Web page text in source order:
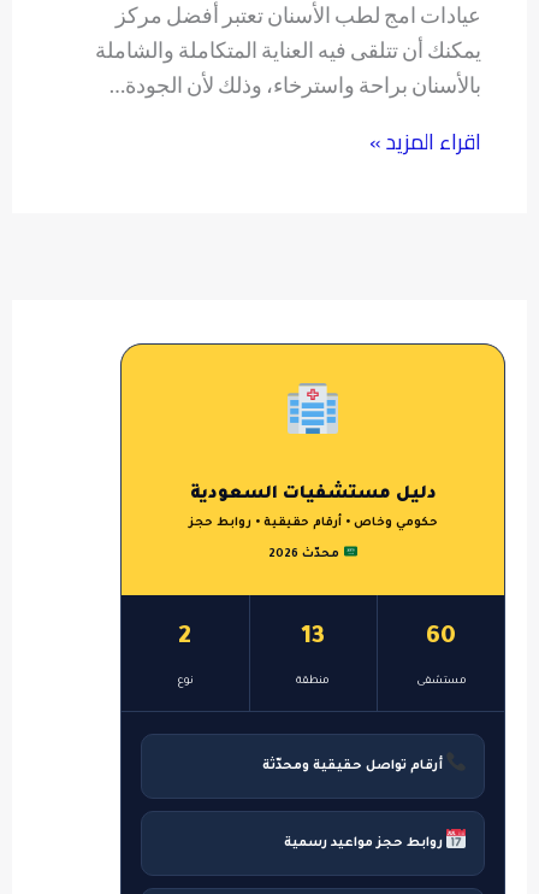
عيادات امج لطب الأسنان تعتبر أفضل مركز
يمكنك أن تتلقى فيه العناية المتكاملة والشاملة
بالأسنان براحة واسترخاء، وذلك لأن الجودة…
اقراء المزيد »
دليل مستشفيات السعودية
حكومي وخاص • أرقام حقيقية • روابط حجز
محدّث 2026
60
مستشفى
13
منطقة
2
نوع
أرقام تواصل حقيقية ومحدّثة
روابط حجز مواعيد رسمية